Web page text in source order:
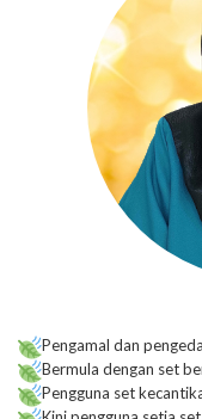
Pengamal dan
Bermula dengan set
Pengguna set